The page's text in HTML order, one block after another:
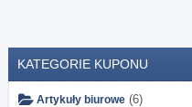
KATEGORIE KUPONU
Artykuły biurowe (6)